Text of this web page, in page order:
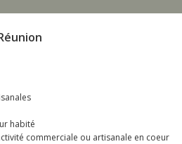
habité
commerciale ou artisanale en coeur